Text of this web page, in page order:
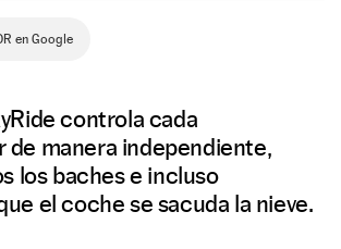
en Google
controla cada
de manera independiente,
los baches e incluso
el coche se sacuda la nieve.